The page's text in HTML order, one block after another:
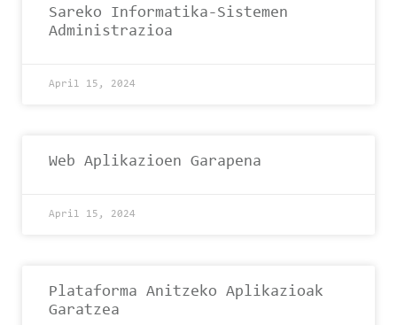
Sareko Informatika-Sistemen
Administrazioa
April 15, 2024
Web Aplikazioen Garapena
April 15, 2024
Plataforma Anitzeko Aplikazioak
Garatzea